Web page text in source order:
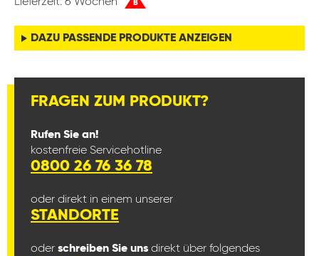
Lieferzeit: 6 Wochen B
DAZU PASSENDE PRODUKTE ANZEIGEN
FRAGEN ZUM PRODUKT?
Rufen Sie an!
kostenfreie Servicehotline
0800 26 76 36 78
oder direkt in einem unserer
STANDORTE
oder schreiben Sie uns direkt über folgendes